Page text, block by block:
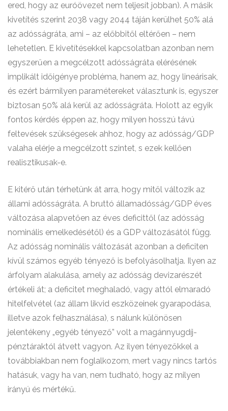
ered, hogy az euróövezet nem teljesít jobban). A másik
kivetítés szerint 2038 vagy 2044 táján kerülhet 50% alá
az adósságráta, ami – az előbbitől eltérően – nem
lehetetlen. E kivetítésekkel kapcsolatban azonban nem
egyszerűen a megcélzott adósságráta elérésének
implikált időigénye probléma, hanem az, hogy lineárisak,
és ezért bármilyen paramétereket választunk is, egyszer
biztosan 50% alá kerül az adósságráta. Holott az egyik
fontos kérdés éppen az, hogy milyen hosszú távú
feltevések szükségesek ahhoz, hogy az adósság/GDP
valaha elérje a megcélzott szintet, s ezek kellően
realisztikusak-e.
E kitérő után térhetünk át arra, hogy mitől változik az
állami adósságráta. A bruttó államadósság/GDP éves
változása alapvetően az éves deficittől (az adósság
nominális emelkedésétől) és a GDP változásától függ.
Az adósság nominális változását azonban a deficiten
kívül számos egyéb tényező is befolyásolhatja. Ilyen az
árfolyam alakulása, amely az adósság devizarészét
értékeli át; a deficitet meghaladó, vagy attól elmaradó
hitelfelvétel (az állam likvid eszközeinek gyarapodása,
illetve azok felhasználása), s nálunk különösen
jelentékeny „egyéb tényező” volt a magánnyugdíj-
pénztáraktól átvett vagyon. Az ilyen tényezőkkel a
továbbiakban nem foglalkozom, mert vagy nincs tartós
hatásuk, vagy ha van, nem tudható, hogy az milyen
irányú és mértékű.